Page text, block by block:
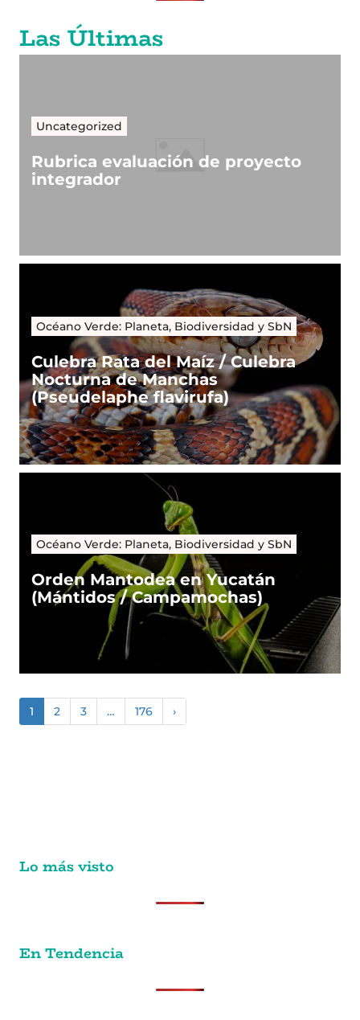
Las Últimas
Uncategorized
Rubrica evaluación de proyecto
integrador
Océano Verde: Planeta, Biodiversidad y SbN
Culebra Rata del Maíz / Culebra
Nocturna de Manchas
(Pseudelaphe flavirufa)
Océano Verde: Planeta, Biodiversidad y SbN
Orden Mantodea en Yucatán
(Mántidos / Campamochas)
1 2 3 … 176 ›
Lo más visto
En Tendencia